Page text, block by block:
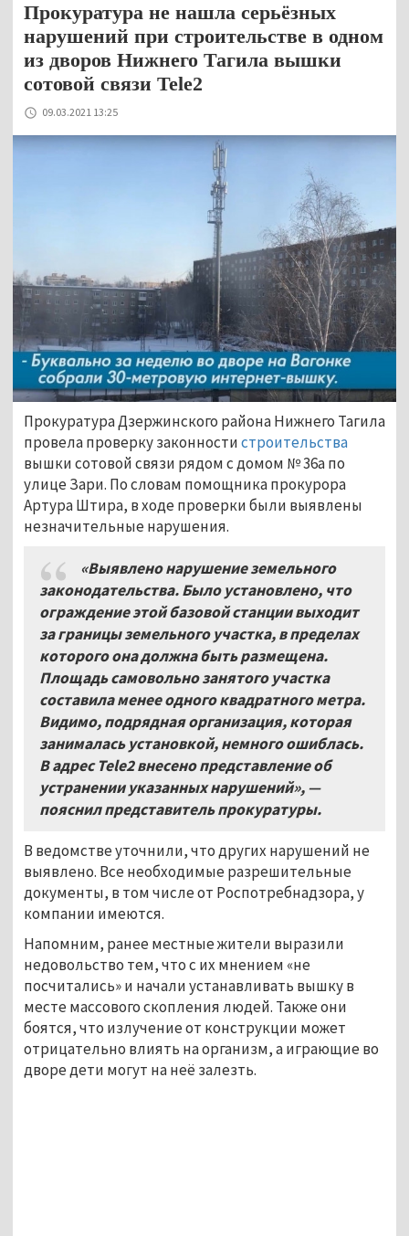
Прокуратура не нашла серьёзных
нарушений при строительстве в одном
из дворов Нижнего Тагила вышки
сотовой связи Tele2
09.03.2021 13:25
Прокуратура Дзержинского района Нижнего Тагила
провела проверку законностистроительства
вышки сотовой связи рядом с домом № 36а по
улице Зари. По словам помощника прокурора
Артура Штира, в ходе проверки были выявлены
незначительные нарушения.
«Выявлено нарушение земельного
законодательства. Было установлено, что
ограждение этой базовой станции выходит
за границы земельного участка, в пределах
которого она должна быть размещена.
Площадь самовольно занятого участка
составила менее одного квадратного метра.
Видимо, подрядная организация, которая
занималась установкой, немного ошиблась.
В адрес Tele2 внесено представление об
устранении указанных нарушений», —
пояснил представитель прокуратуры.
В ведомстве уточнили, что других нарушений не
выявлено. Все необходимые разрешительные
документы, в том числе от Роспотребнадзора, у
компании имеются.
Напомним, ранее местные жители выразили
недовольство тем, что с их мнением «не
посчитались» и начали устанавливать вышку в
месте массового скопления людей. Также они
боятся, что излучение от конструкции может
отрицательно влиять на организм, а играющие во
дворе дети могут на неё залезть.